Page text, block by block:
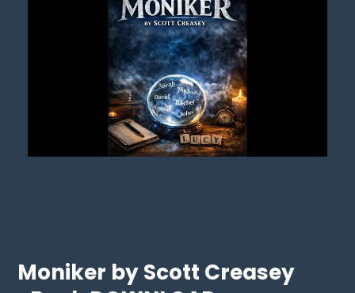
Moniker by Scott Creasey